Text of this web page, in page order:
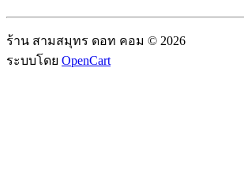
ร้าน สามสมุทร ดอท คอม © 2026
ระบบโดย OpenCart